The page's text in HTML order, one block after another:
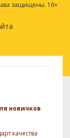
защищены. 16+
новичков
качества